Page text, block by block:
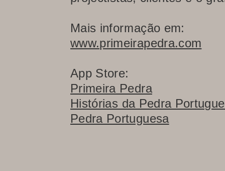
Mais informação em:
www.primeirapedra.com
App Store:
Primeira Pedra
Histórias da Pedra
Pedra Portuguesa